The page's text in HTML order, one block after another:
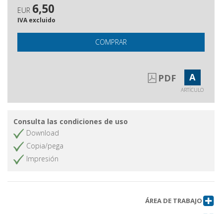
EUR 6,50
IVA excluido
COMPRAR
PDF A
ARTÍCULO
Consulta las condiciones de uso
Download
Copia/pega
Impresión
ÁREA DE TRABAJO